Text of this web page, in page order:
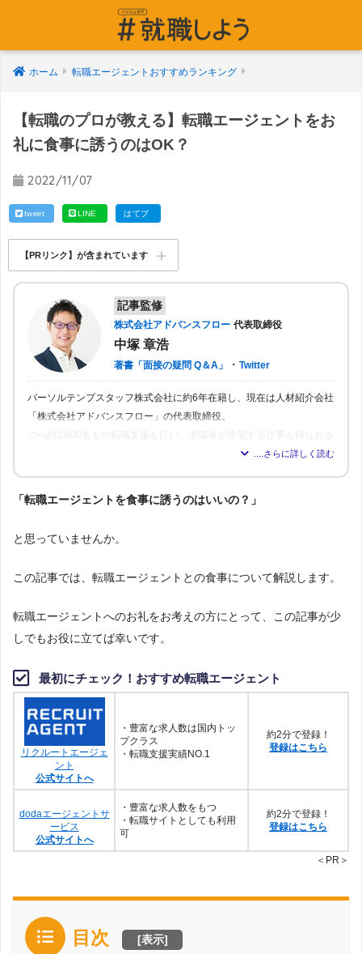
ホーム 転職エージェントおすすめランキング
【転職のプロが教える】転職エージェントをお
礼に食事に誘うのはOK？
2022/11/07
tweet LINE はてブ
【PRリンク】が含まれています
記事監修
株式会社アドバンスフロー 代表取締役
中塚 章浩
著書「面接の疑問 Q＆A」 ・ Twitter
パーソルテンプスタッフ株式会社に約6年在籍し、現在は人材紹介会社
「株式会社アドバンスフロー」の代表取締役。
よう尽力。人材業界16年の経験から「転職はしっかりとした情報が得
「転職エージェントを食事に誘うのはいいの？」
と思っていませんか。
この記事では、転職エージェントとの食事について解説します。
転職エージェントへのお礼をお考えの方にとって、この記事が少
しでもお役に立てば幸いです。
最初にチェック！おすすめ転職エージェント
リクルートエージェ
ント
公式サイトへ
・豊富な求人数は国内トッ
プクラス
・転職支援実績NO.1
約2分で登録！
登録はこちら
dodaエージェントサ
ービス
公式サイトへ
・豊富な求人数をもつ
・転職サイトとしても利用
可
約2分で登録！
登録はこちら
＜PR＞
目次 [表示]